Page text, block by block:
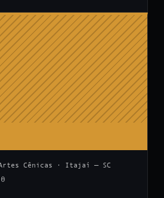
Cênicas · Itajaí — SC